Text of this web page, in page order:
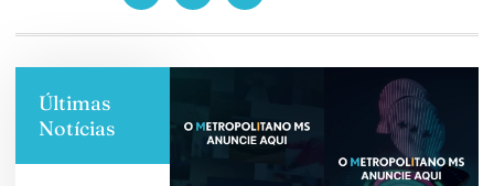
Últimas
Notícias